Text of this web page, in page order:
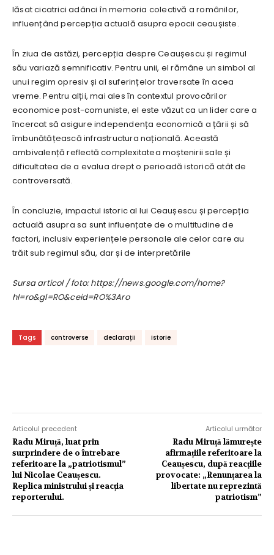
lăsat cicatrici adânci în memoria colectivă a românilor,
influențând percepția actuală asupra epocii ceaușiste.
În ziua de astăzi, percepția despre Ceaușescu și regimul
său variază semnificativ. Pentru unii, el rămâne un simbol al
unui regim opresiv și al suferințelor traversate în acea
vreme. Pentru alții, mai ales în contextul provocărilor
economice post-comuniste, el este văzut ca un lider care a
încercat să asigure independența economică a țării și să
îmbunătățească infrastructura națională. Această
ambivalență reflectă complexitatea moștenirii sale și
dificultatea de a evalua drept o perioadă istorică atât de
controversată.
În concluzie, impactul istoric al lui Ceaușescu și percepția
actuală asupra sa sunt influențate de o multitudine de
factori, inclusiv experiențele personale ale celor care au
trăit sub regimul său, dar și de interpretările
Sursa articol / foto: https://news.google.com/home?
hl=ro&gl=RO&ceid=RO%3Aro
Tags controverse declarații istorie
Articolul precedent
Radu Miruță, luat prin
surprindere de o întrebare
referitoare la „patriotismul”
lui Nicolae Ceaușescu.
Replica ministrului și reacția
reporterului.
Articolul următor
Radu Miruță lămurește
afirmațiile referitoare la
Ceaușescu, după reacțiile
provocate: „Renunțarea la
libertate nu reprezintă
patriotism”